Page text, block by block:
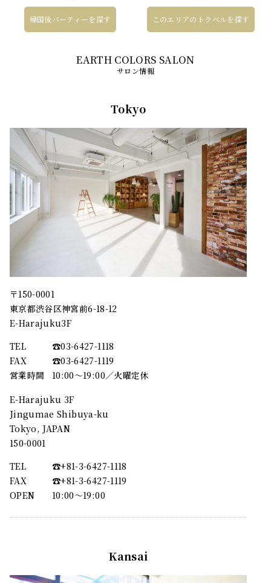
帰国後パーティーを探す このエリアのトラベルを探す
サロン情報
Tokyo
〒150-0001
東京都渋谷区神宮前6-18-12
E-Harajuku3F
TEL
☎︎03-6427-1118
FAX
☎︎03-6427-1119
営業時間
10:00～19:00／火曜定休
E-Harajuku 3F
Jingumae Shibuya-ku
Tokyo, JAPAN
150-0001
TEL
☎︎+81-3-6427-1118
FAX
☎︎+81-3-6427-1119
OPEN
10:00〜19:00
Kansai